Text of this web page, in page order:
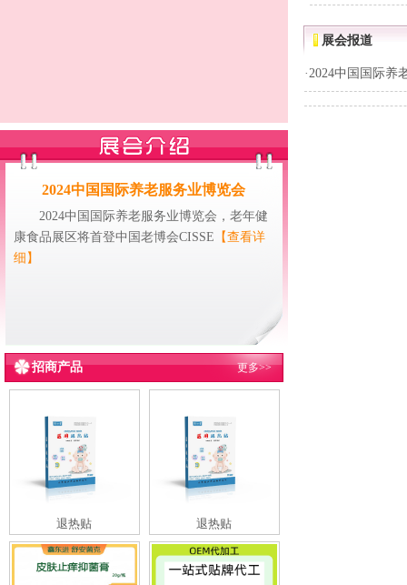
2024中国国际养老服务业博览会
2024中国国际养老服务业博览会，老年健
康食品展区将首登中国老博会CISSE 【查看详
细】
招商产品 更多>>
退热贴 退热贴
展会报道
·2024中国国际养